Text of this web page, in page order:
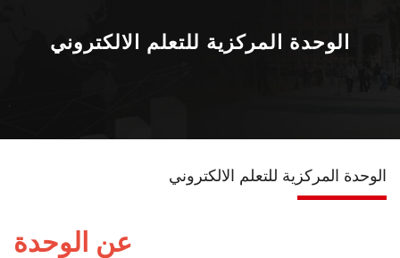
الوحدات
الأحداث
الوحدة المركزية للتعلم الالكتروني
الوحدة المركزية للتعلم الالكتروني
عن الوحدة